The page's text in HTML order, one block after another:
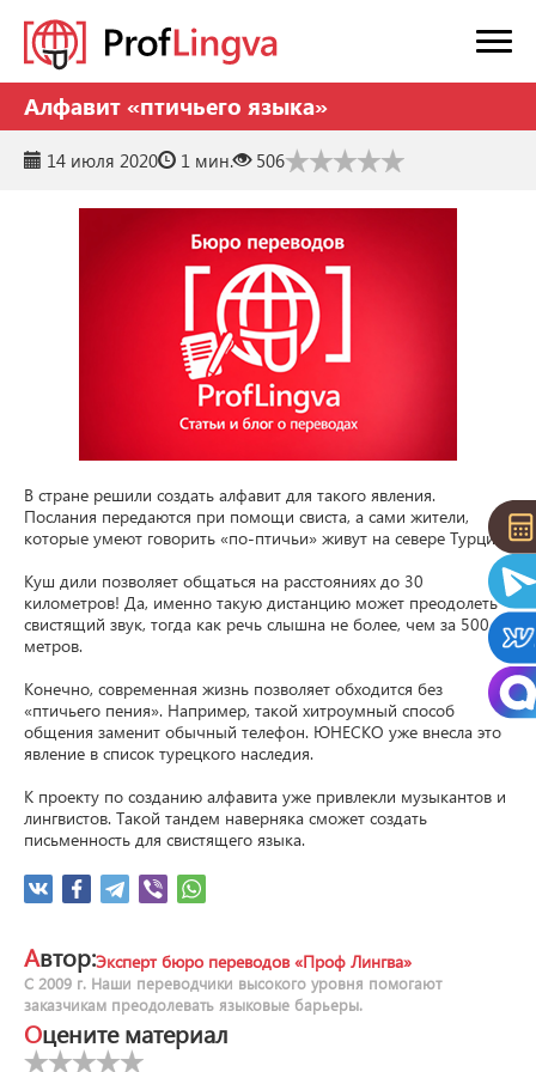
Алфавит «птичьего языка»
14 июля 2020 1 мин. 506
В стране решили создать алфавит для такого явления.
Послания передаются при помощи свиста, а сами жители,
которые умеют говорить «по-птичьи» живут на севере Турции.
Куш дили позволяет общаться на расстояниях до 30
километров! Да, именно такую дистанцию может преодолеть
свистящий звук, тогда как речь слышна не более, чем за 500
метров.
Конечно, современная жизнь позволяет обходится без
«птичьего пения». Например, такой хитроумный способ
общения заменит обычный телефон. ЮНЕСКО уже внесла это
явление в список турецкого наследия.
К проекту по созданию алфавита уже привлекли музыкантов и
лингвистов. Такой тандем наверняка сможет создать
письменность для свистящего языка.
Автор:Эксперт бюро переводов «Проф Лингва»
С 2009 г. Наши переводчики высокого уровня помогают
заказчикам преодолевать языковые барьеры.
Оцените материал